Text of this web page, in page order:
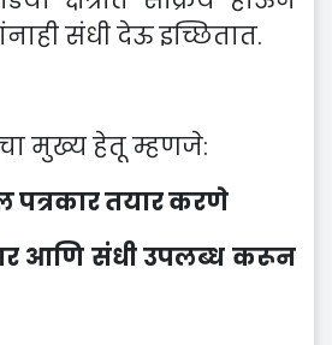
संधी देऊ इच्छितात.
मुख्य हेतू म्हणजे:
पत्रकार तयार करणे
आणि संधी उपलब्ध करून